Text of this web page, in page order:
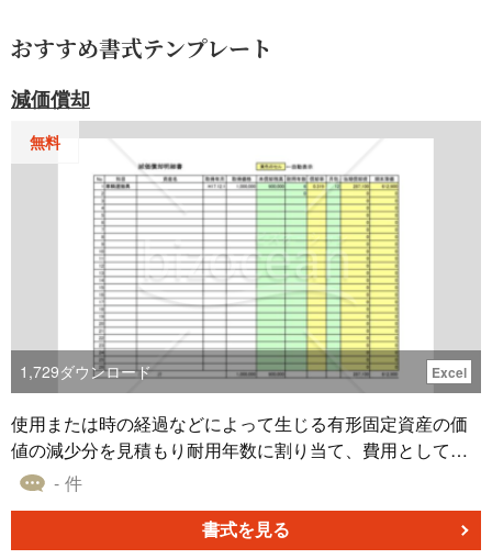
おすすめ書式テンプレート
減価償却
無料
1,729ダウンロード Excel
使用または時の経過などによって生じる有形固定資産の価
値の減少分を見積もり耐用年数に割り当て、費用として分
配するための書類
- 件
書式を見る